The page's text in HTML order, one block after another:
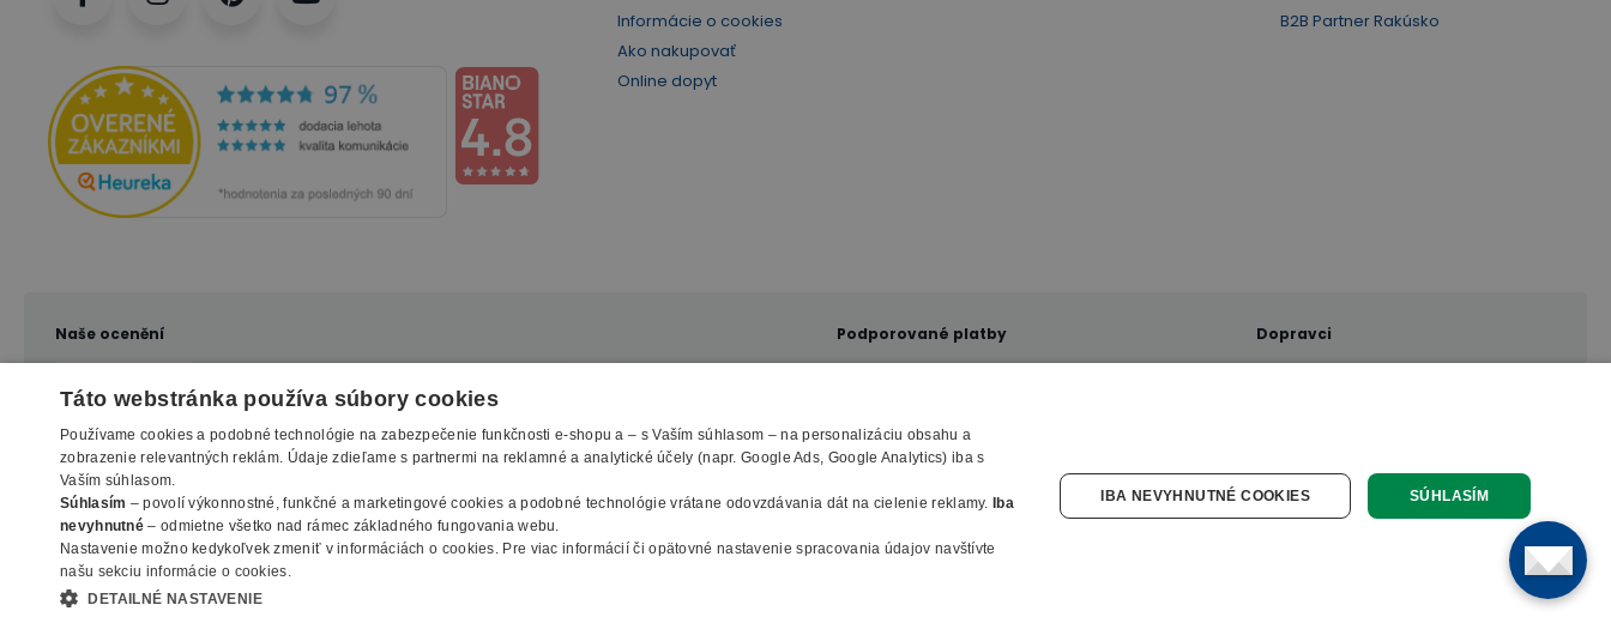
Informácie o cookies
Ako nakupovať
Online dopyt
B2B Partner Rakúsko
Naše ocenění Podporované platby Dopravci
Táto webstránka používa súbory cookies
Používame cookies a podobné technológie na zabezpečenie funkčnosti e-shopu a – s Vaším súhlasom – na personalizáciu obsahu a
zobrazenie relevantných reklám. Údaje zdieľame s partnermi na reklamné a analytické účely (napr. Google Ads, Google Analytics) iba s
Vaším súhlasom.
Súhlasím – povolí výkonnostné, funkčné a marketingové cookies a podobné technológie vrátane odovzdávania dát na cielenie reklamy.
Iba
nevyhnutné – odmietne všetko nad rámec základného fungovania webu.
Nastavenie možno kedykoľvek zmeniť vinformáciách o cookies. Pre viac informácií či opätovné nastavenie spracovania údajov navštívte
našu sekciu informácie o cookies.
DETAILNÉ NASTAVENIE
SÚHLASÍM
IBA NEVYHNUTNÉ COOKIES